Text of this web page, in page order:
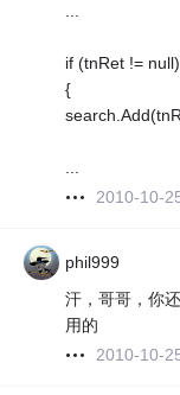
...
if (tnRet != null)
{
...
2010-10-
phil999
汗，哥哥，你
用的
2010-10-